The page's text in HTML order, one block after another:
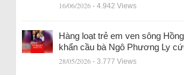
16/06/2026 - 4.942 Views
Hàng loạt trẻ em ven sông
khẩn cầu bà Ngô Phương Ly
28/05/2026 - 3.777 Views